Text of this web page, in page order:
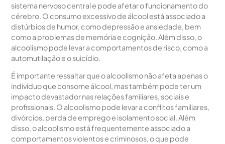
sistema nervoso central e pode afetar o funcionamento do
cérebro. O consumo excessivo de álcool está associado a
distúrbios de humor, como depressão e ansiedade, bem
como a problemas de memória e cognição. Além disso, o
alcoolismo pode levar a comportamentos de risco, como a
automutilação e o suicídio.
É importante ressaltar que o alcoolismo não afeta apenas o
indivíduo que consome álcool, mas também pode ter um
impacto devastador nas relações familiares, sociais e
profissionais. O alcoolismo pode levar a conflitos familiares,
divórcios, perda de emprego e isolamento social. Além
disso, o alcoolismo está frequentemente associado a
comportamentos violentos e criminosos, o que pode